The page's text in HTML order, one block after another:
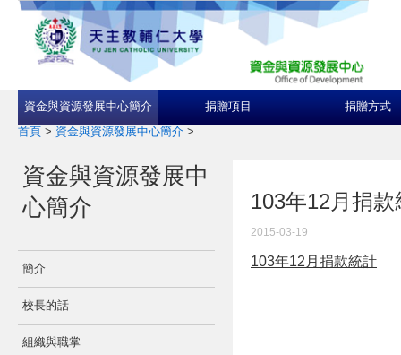
資金與資源發展中心簡介 捐贈項目 捐贈方式
首頁 > 資金與資源發展中心簡介 >
資金與資源發展中
心簡介
簡介
校長的話
組織與職掌
103年12月捐款
2015-03-19
103年12月捐款統計